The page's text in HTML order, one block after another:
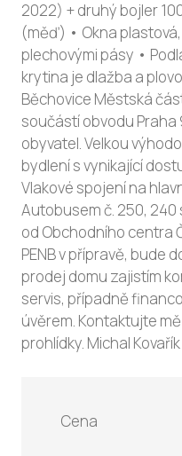
2022) + druhý bojler
(měď) • Okna
plechovými pásy •
krytina je dlažba a
Běchovice Městská
součástí obvodu Praha
obyvatel. Velkou
bydlení s vynikající
Vlakové spojení na
Autobusem č. 250,
od Obchodního centra
PENB v přípravě, bude
prodej domu zajistím
servis, případně
úvěrem. Kontaktujte
prohlídky. Michal
Cena